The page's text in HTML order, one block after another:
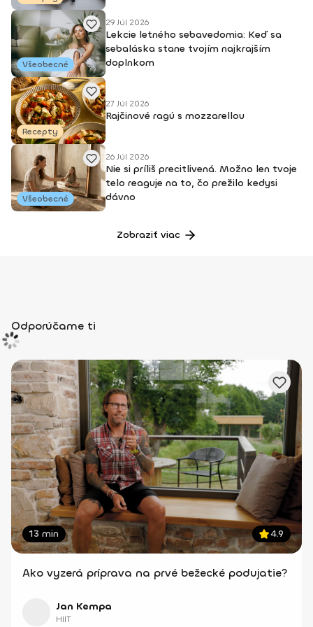
stravovacích plánov Zatiaľ vyše 1 200 úspešných redukcií
hmotnosti rôznych typov klientov Pomoc pri poruchách
príjmu potravy aj extrémnej obezite Certifikát Nutričný
špecialista Prednášková činnosť Zakladateľka online
konceptu www.jedalnicky.sk Autorka knihy To najlepšie pre
tvoje supertelo Kontakt: Facebook: Do formy zdravou
výživou WEB: www.jedalnicky.sk
Všeobecné
29 Júl 2026
Lekcie letného sebavedomia: Keď sa
sebaláska stane tvojím najkrajším
doplnkom
Recepty
27 Júl 2026
Rajčinové ragú s mozzarellou
Všeobecné
26 Júl 2026
Nie si príliš precitlivená. Možno len tvoje
telo reaguje na to, čo prežilo kedysi
dávno
Zobraziť viac
Odporúčame ti
13 min 4.9
Ako vyzerá príprava na prvé bežecké podujatie?
Jan Kempa
HIIT